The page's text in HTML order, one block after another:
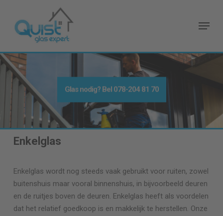
main
Menu
Glas nodig? Bel 078-204 81 70
Enkelglas
Enkelglas wordt nog steeds vaak gebruikt voor ruiten, zowel
buitenshuis maar vooral binnenshuis, in bijvoorbeeld deuren
en de ruitjes boven de deuren. Enkelglas heeft als voordelen
dat het relatief goedkoop is en makkelijk te herstellen. Onze